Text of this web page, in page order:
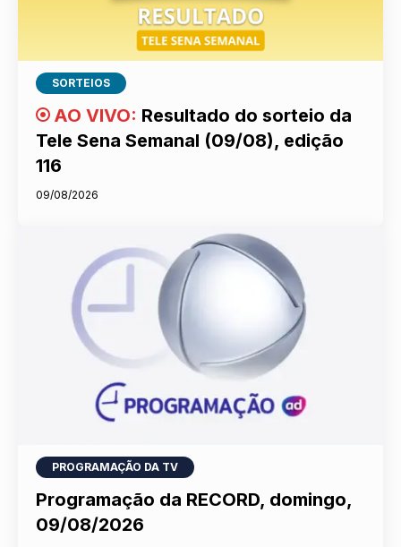
SORTEIOS
Resultado do sorteio da
Tele Sena Semanal (09/08), edição
116
09/08/2026
PROGRAMAÇÃO DA TV
Programação da RECORD, domingo,
09/08/2026